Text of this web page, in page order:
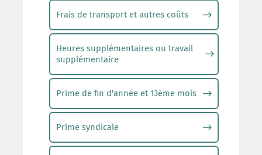
Frais de transport et autres coûts
Heures supplémentaires ou travail
supplémentaire
Prime de fin d'année et 13ème mois
Prime syndicale